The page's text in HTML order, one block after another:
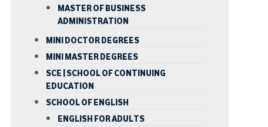
MASTER OF BUSINESS
ADMINISTRATION
MINI DOCTOR DEGREES
MINI MASTER DEGREES
SCE | SCHOOL OF CONTINUING
EDUCATION
SCHOOL OF ENGLISH
ENGLISH FOR ADULTS